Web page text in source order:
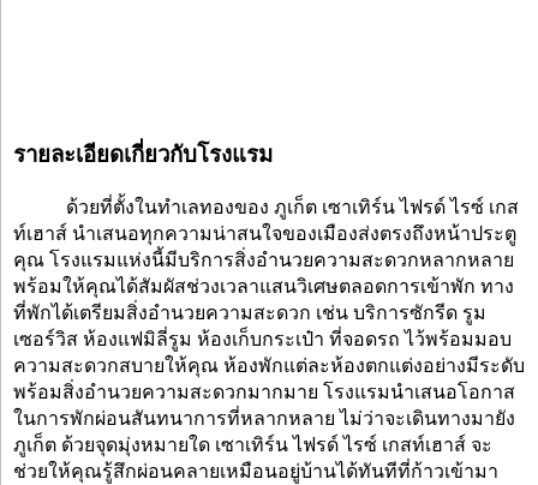
รายละเอียดเกี่ยวกับโรงแรม
ด้วยที่ตั้งในทำเลทองของ ภูเก็ต เซาเทิร์น ไฟรด์ ไรซ์ เกส
ท์เฮาส์ นำเสนอทุกความน่าสนใจของเมืองส่งตรงถึงหน้าประตู
คุณ โรงแรมแห่งนี้มีบริการสิ่งอำนวยความสะดวกหลากหลาย
พร้อมให้คุณได้สัมผัสช่วงเวลาแสนวิเศษตลอดการเข้าพัก ทาง
ที่พักได้เตรียมสิ่งอำนวยความสะดวก เช่น บริการซักรีด รูม
เซอร์วิส ห้องแฟมิลี่รูม ห้องเก็บกระเป๋า ที่จอดรถ ไว้พร้อมมอบ
ความสะดวกสบายให้คุณ ห้องพักแต่ละห้องตกแต่งอย่างมีระดับ
พร้อมสิ่งอำนวยความสะดวกมากมาย โรงแรมนำเสนอโอกาส
ในการพักผ่อนสันทนาการที่หลากหลาย ไม่ว่าจะเดินทางมายัง
ภูเก็ต ด้วยจุดมุ่งหมายใด เซาเทิร์น ไฟรด์ ไรซ์ เกสท์เฮาส์ จะ
ช่วยให้คุณรู้สึกผ่อนคลายเหมือนอยู่บ้านได้ทันทีที่ก้าวเข้ามา